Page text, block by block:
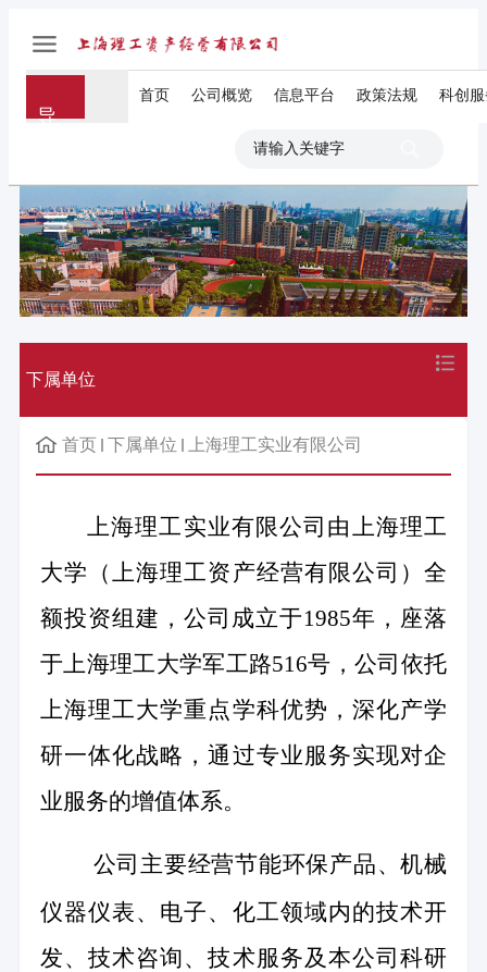
导
首页 公司概览 信息平台 政策法规 科创
下属单位
首页 下属单位 上海理工实业有限公司
上海理工实业有限公司由上海理工
大学（上海理工资产经营有限公司）全
额投资组建，公司成立于1985年，座落
于上海理工大学军工路516号，公司依托
上海理工大学重点学科优势，深化产学
研一体化战略，通过专业服务实现对企
业服务的增值体系。
公司主要经营节能环保产品、机械
仪器仪表、电子、化工领域内的技术开
发、技术咨询、技术服务及本公司科研